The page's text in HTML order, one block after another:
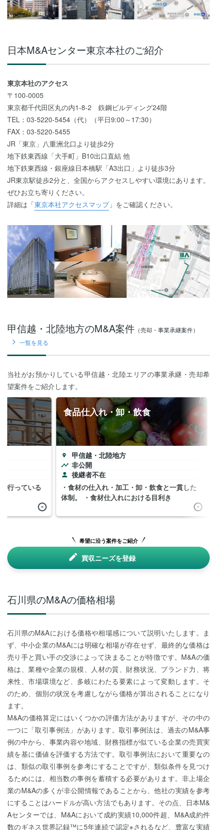
日本M&Aセンター東京本社のご紹介
東京本社のアクセス
〒100-0005
東京都千代田区丸の内1-8-2 鉃鋼ビルディング24階
TEL：03-5220-5454（代）（平日9:00～17:30）
FAX：03-5220-5455
JR「東京」八重洲北口より徒歩2分
地下鉄東西線「大手町」B10出口直結 他
地下鉄東西線・銀座線日本橋駅「A3出口」より徒歩3分
JR東京駅徒歩2分と、全国からアクセスしやすい環境にあります。
ぜひお立ち寄りください。
詳細は「東京本社アクセスマップ」をご確認ください。
甲信越・北陸地方のM&A案件 （売却・事業承継案件）
一覧を見る
当社がお預かりしている甲信越・北陸エリアの事業承継・売却希
望案件をご紹介します。
行っている
食品仕入れ・卸・飲食
甲信越・北陸地方
非公開
後継者不在
・食材の仕入れ・加工・卸・飲食と一貫した
体制。 ・食材仕入れにおける目利き
希望に沿う案件をご紹介
買収ニーズを登録
石川県のM&Aの価格相場
石川県のM&Aにおける価格や相場感について説明いたします。ま
ず、中小企業のM&Aには明確な相場が存在せず、最終的な価格は
売り手と買い手の交渉によって決まることが特徴です。M&Aの価
格は、業種や企業の規模、人材の質、財務状況、ブランド力、将
来性、市場環境など、多岐にわたる要素によって変動します。そ
のため、個別の状況を考慮しながら価格が算出されることになり
ます。
M&Aの価格算定にはいくつかの評価方法がありますが、その中の
一つに「取引事例法」があります。取引事例法は、過去のM&A事
例の中から、事業内容や地域、財務指標が似ている企業の売買実
績を基に価値を評価する方法です。取引事例法において重要なの
は、類似の取引事例を参考にすることですが、類似条件を見つけ
るためには、相当数の事例を蓄積する必要があります。非上場企
業のM&Aの多くが非公開情報であることから、他社の実績を参考
にすることはハードルが高い方法でもあります。その点、日本M&
Aセンターでは、M&Aにおいて成約実績10,000件超、M&A成約件
数のギネス世界記録™に5年連続で認定※されるなど、豊富な実績